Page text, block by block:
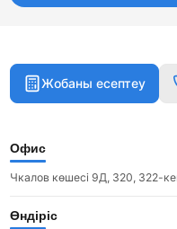
Жобаны есептеу
Офис
Чкалов көшесі 9Д, 320, 322-
Өндіріс